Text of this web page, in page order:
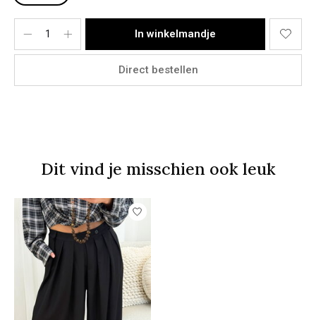
Materiaal:
95% Polyester, 5% ElastaneIn winkelmandje
Direct bestellen
Dit vind je misschien ook leuk
Items van productcarrousel